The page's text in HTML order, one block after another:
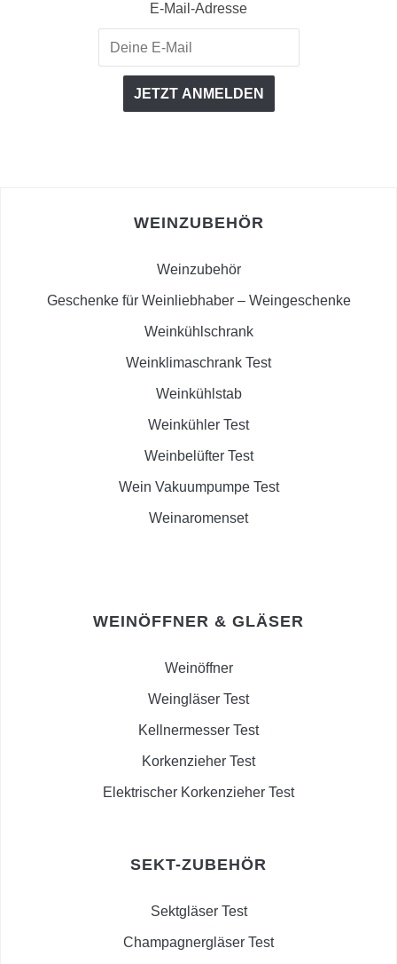
E-Mail-Adresse
WEINZUBEHÖR
Weinzubehör
Geschenke für Weinliebhaber – Weingeschenke
Weinkühlschrank
Weinklimaschrank Test
Weinkühlstab
Weinkühler Test
Weinbelüfter Test
Wein Vakuumpumpe Test
Weinaromenset
WEINÖFFNER & GLÄSER
Weinöffner
Weingläser Test
Kellnermesser Test
Korkenzieher Test
Elektrischer Korkenzieher Test
SEKT-ZUBEHÖR
Sektgläser Test
Champagnergläser Test